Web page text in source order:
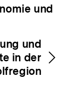
und
und
in der